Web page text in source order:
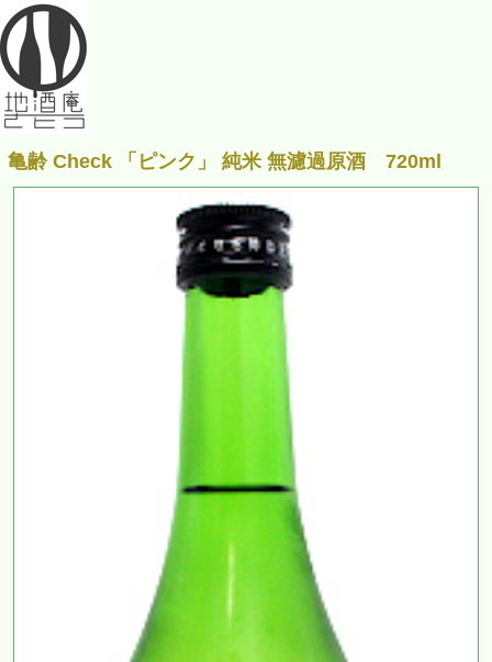
亀齢 Check 「ピンク」 純米 無濾過原酒 720ml